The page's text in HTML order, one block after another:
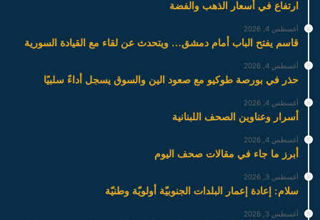
ارتفاع في أسعار الذهب والفضة
أغسطس 4, 2026
قاسم يفتح الباب أمام دمشق… ويتحدث عن لقاء مع القيادة السورية
أغسطس 4, 2026
حذر في بورصة طوكيو مع صعود الين والسوق يسجل أداءً سلبيًا
أغسطس 4, 2026
أسرار وعناوين الصحف اللبنانية
أغسطس 4, 2026
أبرز ما جاء في مقالات صحف اليوم
أغسطس 3, 2026
سلام: إعادة إعمار البلدات الجنوبيّة أولويّة وطنيّة
أغسطس 3, 2026